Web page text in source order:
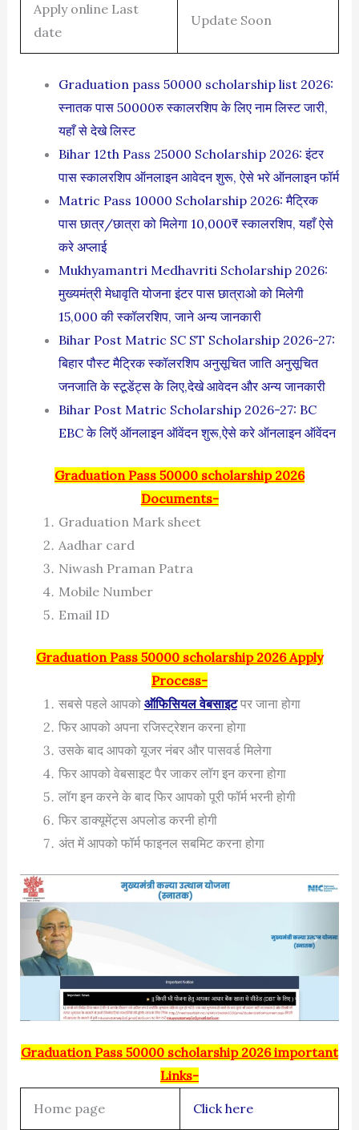
Apply online Last
date
Update Soon
Graduation pass 50000 scholarship list 2026:
स्नातक पास 50000रु स्कालरशिप के लिए नाम लिस्ट जारी,
यहाँ से देखे लिस्ट
Bihar 12th Pass 25000 Scholarship 2026: इंटर
पास स्कालरशिप ऑनलाइन आवेदन शुरू, ऐसे भरे ऑनलाइन फॉर्म
Matric Pass 10000 Scholarship 2026: मैट्रिक
पास छात्र/छात्रा को मिलेगा 10,000₹ स्कालरशिप, यहाँ ऐसे
करे अप्लाई
Mukhyamantri Medhavriti Scholarship 2026:
मुख्यमंत्री मेधावृति योजना इंटर पास छात्राओ को मिलेगी
15,000 की स्कॉलरशिप, जाने अन्य जानकारी
Bihar Post Matric SC ST Scholarship 2026-27:
बिहार पौस्ट मैट्रिक स्कॉलरशिप अनुसूचित जाति अनुसूचित
जनजाति के स्टूडेंट्स के लिए,देखे आवेदन और अन्य जानकारी
Bihar Post Matric Scholarship 2026-27: BC
EBC के लिऍ ऑनलाइन ऑवेंदन शुरू,ऐसे करे ऑनलाइन ऑवेंदन
Graduation Pass 50000 scholarship 2026
Documents-
Graduation Mark sheet
Aadhar card
Niwash Praman Patra
Mobile Number
Email ID
Graduation Pass 50000 scholarship 2026 Apply
Process-
सबसे पहले आपको ऑफिसियल वेबसाइटपर जाना होगा
फिर आपको अपना रजिस्ट्रेशन करना होगा
उसके बाद आपको यूजर नंबर और पासवर्ड मिलेगा
फिर आपको वेबसाइट पैर जाकर लॉग इन करना होगा
लॉग इन करने के बाद फिर आपको पूरी फॉर्म भरनी होगी
फिर डाक्यूमेंट्स अपलोड करनी होगी
अंत में आपको फॉर्म फाइनल सबमिट करना होगा
Graduation Pass 50000 scholarship 2026 important
Links-
Home page Click here